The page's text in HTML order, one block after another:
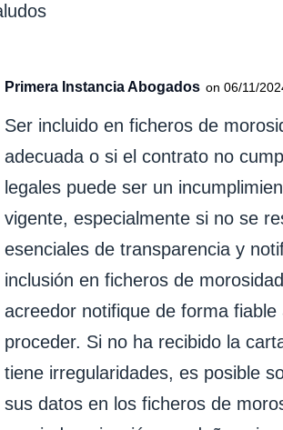
Primera Instancia Abogados on 06/11/
Ser incluido en ficheros de
adecuada o si el contrato no
legales puede ser un
vigente, especialmente si no se
esenciales de transparencia y
inclusión en ficheros de
acreedor notifique de forma
proceder. Si no ha recibido la
tiene irregularidades, es posible
sus datos en los ficheros de